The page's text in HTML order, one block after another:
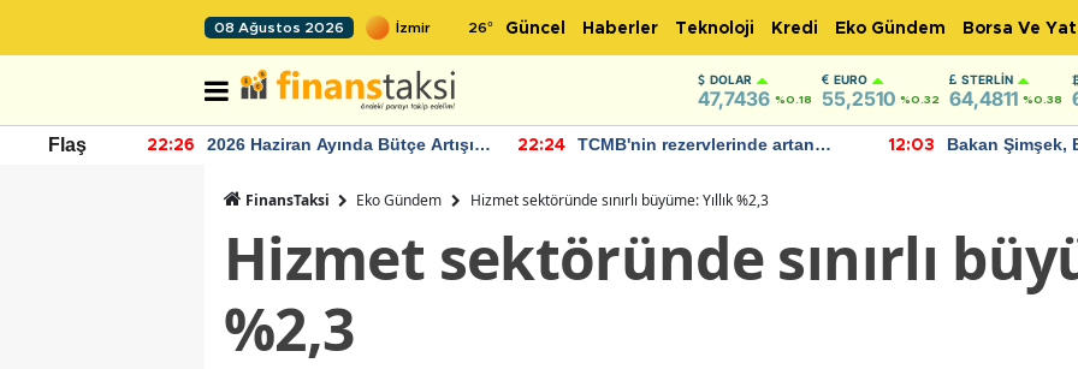
08 Ağustos 2026 26° Güncel Haberler Teknoloji Kredi Eko Gündem Borsa Ve
DOLAR
47,7436 %0.18
EURO
55,2510 %0.32
STERLIN
64,4811 %0.38
Flaş 22:26
2026 Haziran Ayında Bütçe Artışı
22:24
TCMB'nin rezervlerinde artan
12:03
Bakan Şimşek,
FinansTaksi Eko Gündem Hizmet sektöründe sınırlı büyüme: Yıllık %2,3
Hizmet sektöründe sınırlı
%2,3